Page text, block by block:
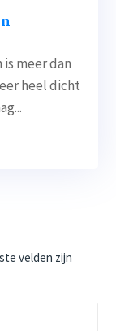
meer dan
heel dicht
velden zijn